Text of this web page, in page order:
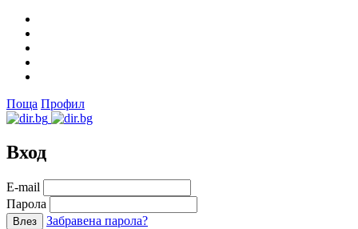
Поща Профил
Вход
Е-mail
Парола
Забравена парола?